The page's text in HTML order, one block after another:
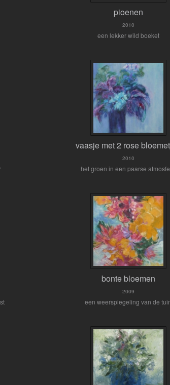
pioenen
2010
een lekker wild boeket
vaasje met 2 rose
2010
het groen in een paarse
bonte bloemen
2009
een weerspiegeling van de